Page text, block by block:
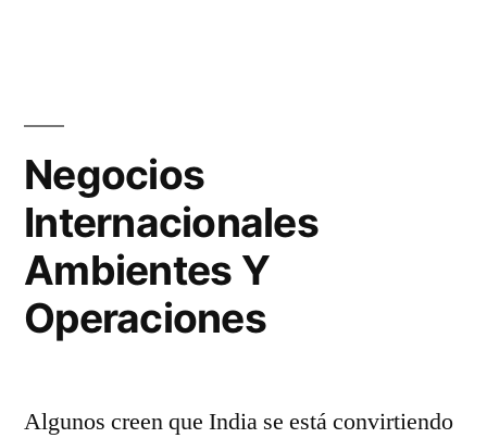
Negocios
Internacionales
Ambientes Y
Operaciones
Algunos creen que India se está convirtiendo